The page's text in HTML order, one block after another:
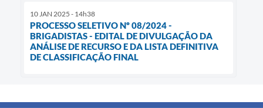
10 JAN 2025 - 14h38
PROCESSO SELETIVO Nº 08/2024 -
BRIGADISTAS - EDITAL DE DIVULGAÇÃO DA
ANÁLISE DE RECURSO E DA LISTA DEFINITIVA
DE CLASSIFICAÇÃO FINAL